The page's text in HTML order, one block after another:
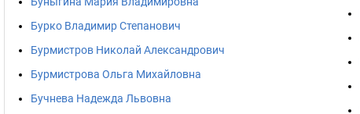
Бурко Владимир Степанович
Бурмистров Николай Александрович
Бурмистрова Ольга Михайловна
Бучнева Надежда Львовна